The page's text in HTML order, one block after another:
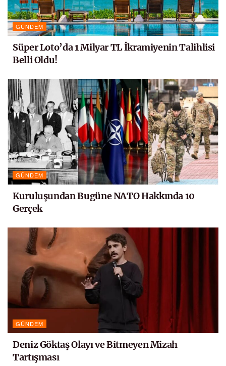
GÜNDEM
Süper Loto’da 1 Milyar TL İkramiyenin Talihlisi
Belli Oldu!
GÜNDEM
Kuruluşundan Bugüne NATO Hakkında 10
Gerçek
GÜNDEM
Deniz Göktaş Olayı ve Bitmeyen Mizah
Tartışması